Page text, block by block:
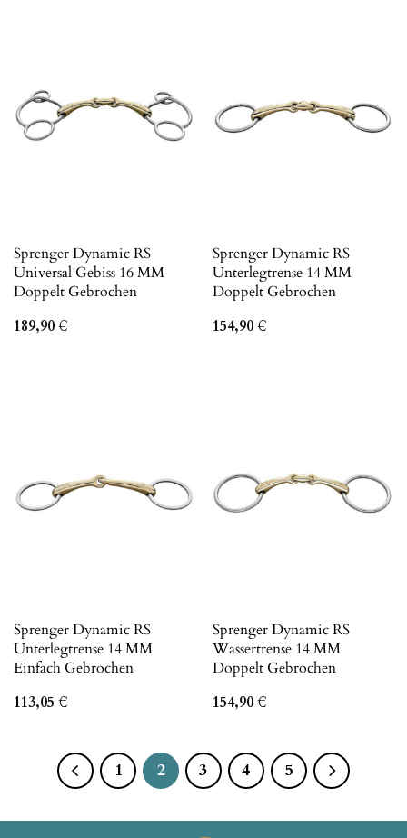
Sprenger Dynamic RS
Universal Gebiss 16 MM
Doppelt Gebrochen
189,90€
Sprenger Dynamic RS
Unterlegtrense 14 MM
Doppelt Gebrochen
154,90€
Sprenger Dynamic RS
Unterlegtrense 14 MM
Einfach Gebrochen
113,05 €
Sprenger Dynamic RS
Wassertrense 14 MM
Doppelt Gebrochen
154,90€
1 2 3 4 5